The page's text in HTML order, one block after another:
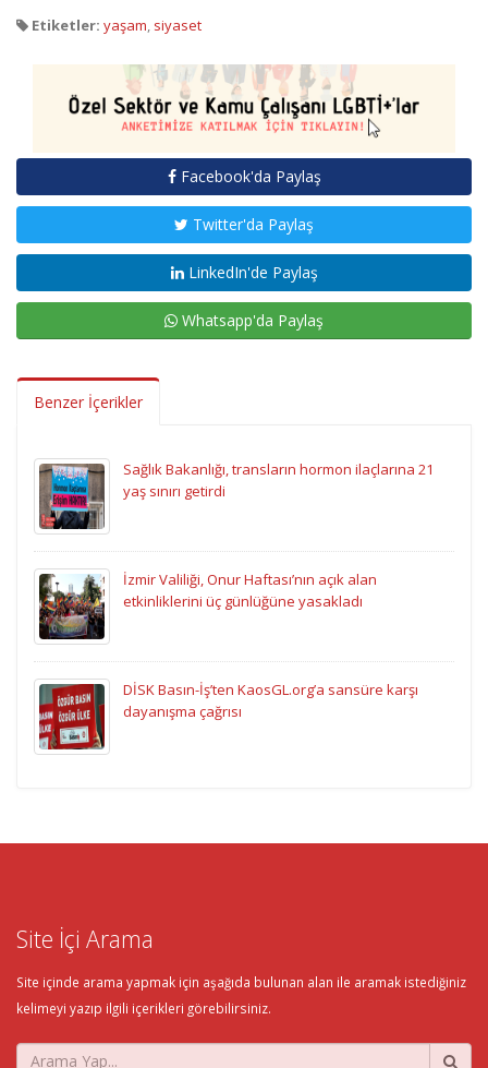
Etiketler: yaşam, siyaset
Facebook'da Paylaş
Twitter'da Paylaş
LinkedIn'de Paylaş
Whatsapp'da Paylaş
Benzer İçerikler
Sağlık Bakanlığı, transların hormon ilaçlarına 21
yaş sınırı getirdi
İzmir Valiliği, Onur Haftası’nın açık alan
etkinliklerini üç günlüğüne yasakladı
DİSK Basın-İş’ten KaosGL.org’a sansüre karşı
dayanışma çağrısı
Site İçi Arama
Site içinde arama yapmak için aşağıda bulunan alan ile aramak istediğiniz
kelimeyi yazıp ilgili içerikleri görebilirsiniz.